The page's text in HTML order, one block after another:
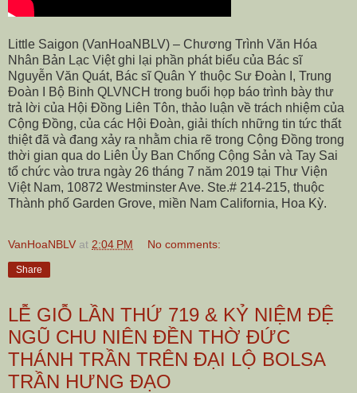
Little Saigon (VanHoaNBLV) – Chương Trình Văn Hóa
Nhân Bản Lạc Việt ghi lại phần phát biểu của Bác sĩ
Nguyễn Văn Quát, Bác sĩ Quân Y thuộc Sư Đoàn I, Trung
Đoàn I Bộ Binh QLVNCH trong buổi họp báo trình bày thư
trả lời của Hội Đồng Liên Tôn, thảo luận về trách nhiệm của
Cộng Đồng, của các Hội Đoàn, giải thích những tin tức thất
thiệt đã và đang xảy ra nhằm chia rẽ trong Cộng Đồng trong
thời gian qua do Liên Ủy Ban Chống Cộng Sản và Tay Sai
tổ chức vào trưa ngày 26 tháng 7 năm 2019 tại Thư Viện
Việt Nam, 10872 Westminster Ave. Ste.# 214-215, thuộc
Thành phố Garden Grove, miền Nam California, Hoa Kỳ.
VanHoaNBLV at 2:04 PM No comments:
Share
LỄ GIỖ LẦN THỨ 719 & KỶ NIỆM ĐỆ
NGŨ CHU NIÊN ĐỀN THỜ ĐỨC
THÁNH TRẦN TRÊN ĐẠI LỘ BOLSA
TRẦN HƯNG ĐẠO